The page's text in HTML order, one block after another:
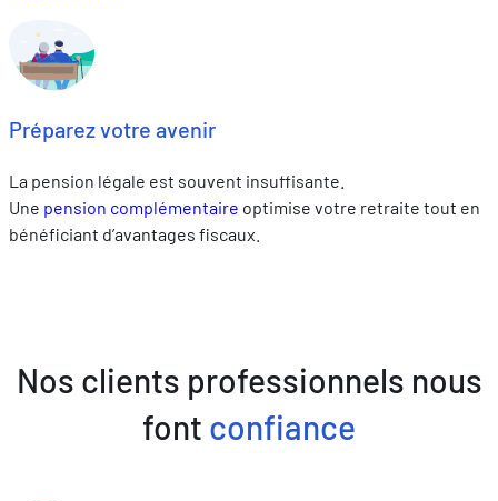
Préparez votre avenir
La pension légale est souvent insuffisante.
Une pension complémentaire optimise votre retraite tout en
bénéficiant d’avantages fiscaux.
Nos clients professionnels nous
font confiance